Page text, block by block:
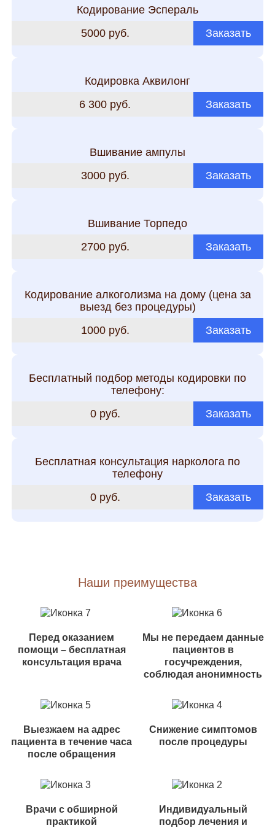
Кодирование Эспераль
5000 руб.
Заказать
Кодировка Аквилонг
6 300 руб.
Заказать
Вшивание ампулы
3000 руб.
Заказать
Вшивание Торпедо
2700 руб.
Заказать
Кодирование алкоголизма на дому (цена за
выезд без процедуры)
1000 руб.
Заказать
Бесплатный подбор методы кодировки по
телефону:
0 руб.
Заказать
Бесплатная консультация нарколога по
телефону
0 руб.
Заказать
Наши преимущества
Перед оказанием
помощи – бесплатная
консультация врача
Мы не передаем данные
пациентов в
госучреждения,
соблюдая анонимность
Выезжаем на адрес
пациента в течение часа
после обращения
Снижение симптомов
после процедуры
Врачи с обширной
практикой
Индивидуальный
подбор лечения и